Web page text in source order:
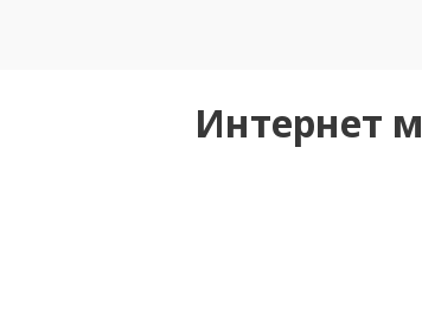
Интернет